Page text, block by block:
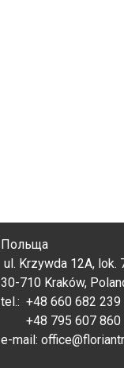
Польща
ul. Krzywda 12A, lok.
30-710 Kraków,
tel.: +48 660 682 239
+48 795 607 860
e-mail: